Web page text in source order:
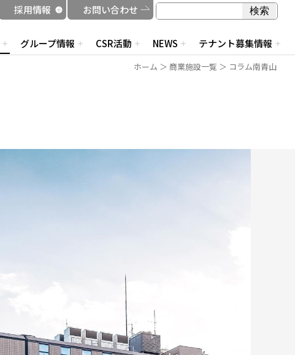
採用情報 お問い合わせ
グループ情報 CSR活動 NEWS テナント募集情報
検索
ホーム ＞ 商業施設一覧 ＞ コラム南青山